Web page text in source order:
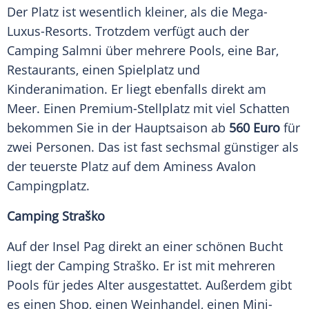
Der Platz ist wesentlich kleiner, als die Mega-
Luxus-Resorts. Trotzdem verfügt auch der
Camping Salmni über mehrere Pools, eine Bar,
Restaurants, einen Spielplatz und
Kinderanimation. Er liegt ebenfalls direkt am
Meer. Einen Premium-Stellplatz mit viel Schatten
bekommen Sie in der Hauptsaison ab 560 Euro für
zwei Personen. Das ist fast sechsmal günstiger als
der teuerste Platz auf dem Aminess Avalon
Campingplatz.
Camping Straško
Auf der Insel Pag direkt an einer schönen Bucht
liegt der Camping Straško. Er ist mit mehreren
Pools für jedes Alter ausgestattet. Außerdem gibt
es einen Shop, einen Weinhandel, einen Mini-